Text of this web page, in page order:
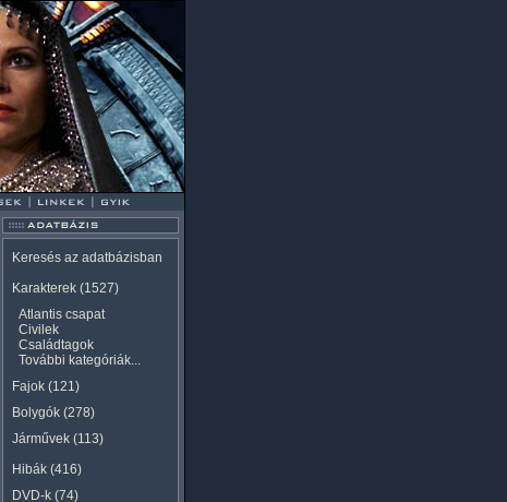
Keresés az adatbázisban
Karakterek (1527)
Atlantis csapat
Civilek
Családtagok
További kategóriák...
Fajok (121)
Bolygók (278)
Járművek (113)
Hibák (416)
DVD-k (74)